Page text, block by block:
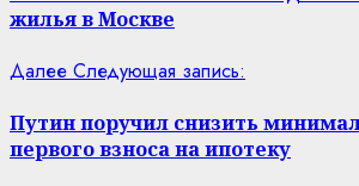
жилья в Москве
Далее Следующая запись:
Путин поручил снизить
первого взноса на ипотеку